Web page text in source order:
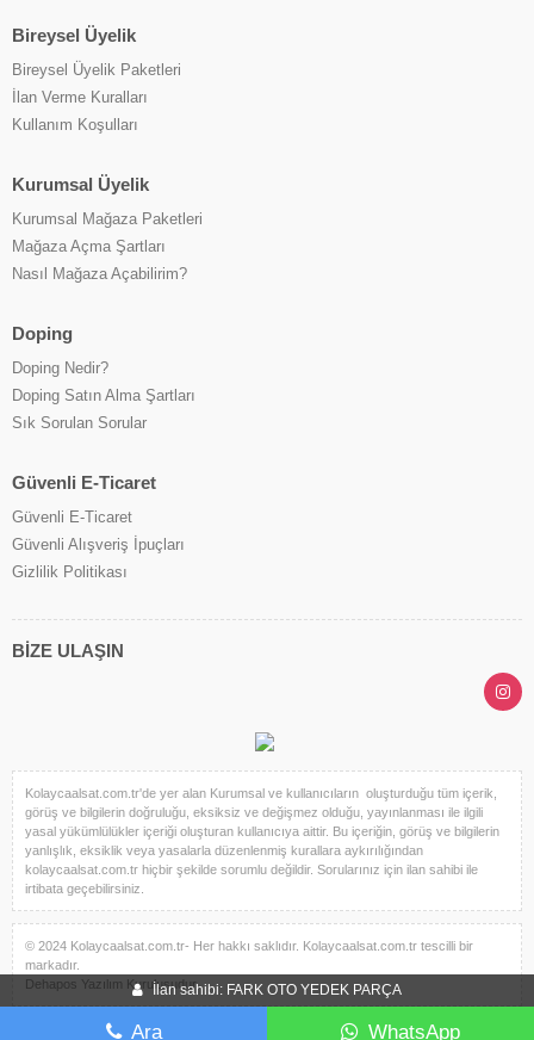
İlan sahibi: FARK OTO YEDEK PARÇA
Ara WhatsApp
Bireysel Üyelik
Bireysel Üyelik Paketleri
İlan Verme Kuralları
Kullanım Koşulları
Kurumsal Üyelik
Kurumsal Mağaza Paketleri
Mağaza Açma Şartları
Nasıl Mağaza Açabilirim?
Doping
Doping Nedir?
Doping Satın Alma Şartları
Sık Sorulan Sorular
Güvenli E-Ticaret
Güvenli E-Ticaret
Güvenli Alışveriş İpuçları
Gizlilik Politikası
BİZE ULAŞIN
Kolaycaalsat.com.tr'de yer alan Kurumsal ve kullanıcıların oluşturduğu tüm içerik,
görüş ve bilgilerin doğruluğu, eksiksiz ve değişmez olduğu, yayınlanması ile ilgili
yasal yükümlülükler içeriği oluşturan kullanıcıya aittir. Bu içeriğin, görüş ve bilgilerin
yanlışlık, eksiklik veya yasalarla düzenlenmiş kurallara aykırılığından
kolaycaalsat.com.tr hiçbir şekilde sorumlu değildir. Sorularınız için ilan sahibi ile
irtibata geçebilirsiniz.
© 2024 Kolaycaalsat.com.tr- Her hakkı saklıdır. Kolaycaalsat.com.tr tescilli bir
markadır.
Dehapos Yazılım Kuruluşudur.